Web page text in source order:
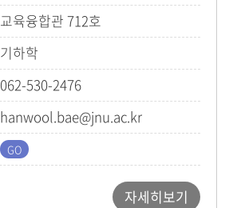
교육융합관 712호
기하학
062-530-2476
hanwool.bae@jnu.ac.kr
자세히보기